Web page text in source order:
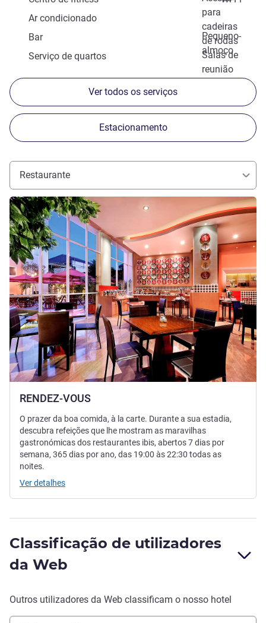
para
cadeiras
de rodas
Ar condicionado
Pequeno-
almoço
Bar
Salas de
reunião
Serviço de quartos
Ver todos os serviços
Estacionamento
Restaurante
RENDEZ-VOUS
Ver detalhes
O prazer da boa comida, à la carte. Durante a sua estadia,
descubra refeições que lhe mostram as maravilhas
gastronómicas dos restaurantes ibis, abertos 7 dias por
semana, 365 dias por ano, das 19:00 às 22:30 todas as
noites.
Ver detalhes
Classificação de utilizadores
da Web
Outros utilizadores da Web classificam o nosso hotel